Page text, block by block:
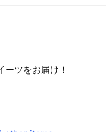
ツをお届け！